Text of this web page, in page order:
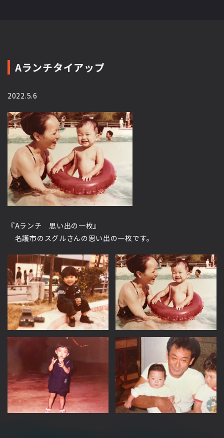
Aランチタイアップ
2022.5.6
『Aランチ 思い出の一枚』
名護市のスグルさんの思い出の一枚です。